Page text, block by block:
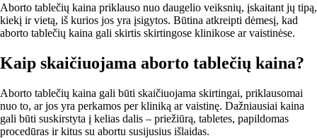
Aborto tablečių kaina priklauso nuo daugelio veiksnių, įskaitant jų tipą,
kiekį ir vietą, iš kurios jos yra įsigytos. Būtina atkreipti dėmesį, kad
aborto tablečių kaina gali skirtis skirtingose klinikose ar vaistinėse.
Kaip skaičiuojama aborto tablečių kaina?
Aborto tablečių kaina gali būti skaičiuojama skirtingai, priklausomai
nuo to, ar jos yra perkamos per kliniką ar vaistinę. Dažniausiai kaina
gali būti suskirstyta į kelias dalis – priežiūrą, tabletes, papildomas
procedūras ir kitus su abortu susijusius išlaidas.